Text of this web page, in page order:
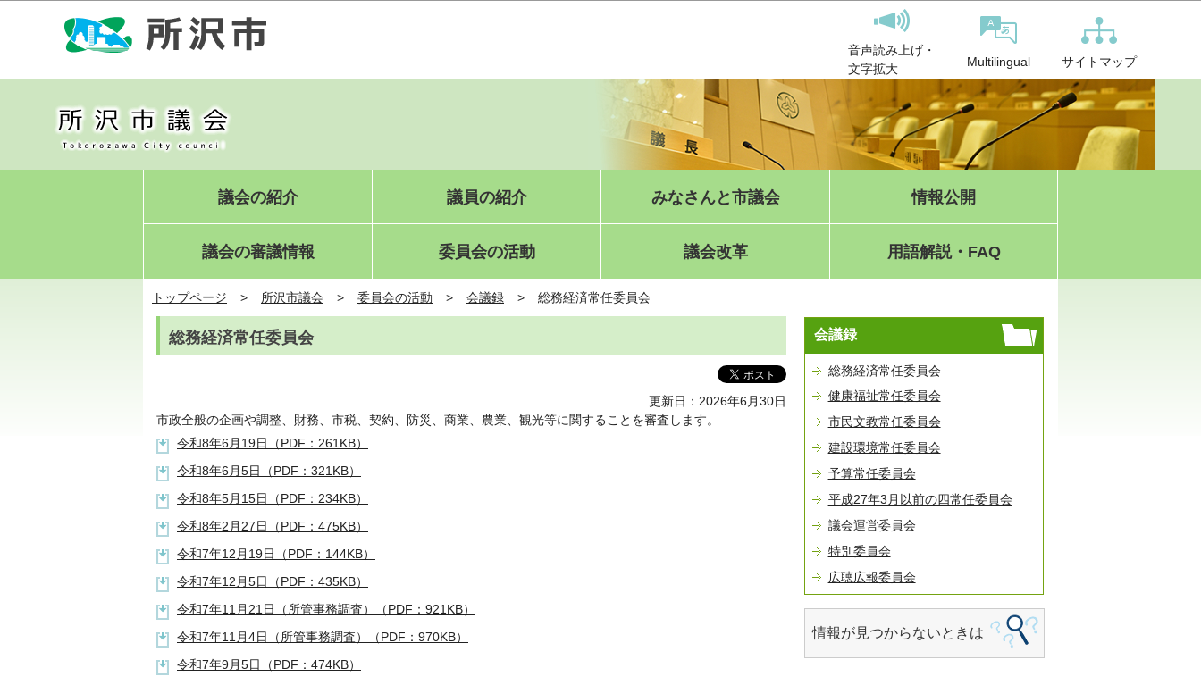
音声読み上げ・
文字拡大
Multilingual サイトマップ
議会の紹介 議員の紹介 みなさんと市議会 情報公開
議会の審議情報 委員会の活動 議会改革 用語解説・FAQ
トップページ 所沢市議会 委員会の活動 会議録 総務経済常任委員会
総務経済常任委員会
更新日：2026年6月30日
市政全般の企画や調整、財務、市税、契約、防災、商業、農業、観光等に関することを審査します。
令和8年6月19日（PDF：261KB）
令和8年6月5日（PDF：321KB）
令和8年5月15日（PDF：234KB）
令和8年2月27日（PDF：475KB）
令和7年12月19日（PDF：144KB）
令和7年12月5日（PDF：435KB）
令和7年11月21日（所管事務調査）（PDF：921KB）
令和7年11月4日（所管事務調査）（PDF：970KB）
令和7年9月5日（PDF：474KB）
会議録
総務経済常任委員会
健康福祉常任委員会
市民文教常任委員会
建設環境常任委員会
予算常任委員会
平成27年3月以前の四常任委員会
議会運営委員会
特別委員会
広聴広報委員会
情報が見つからないときは